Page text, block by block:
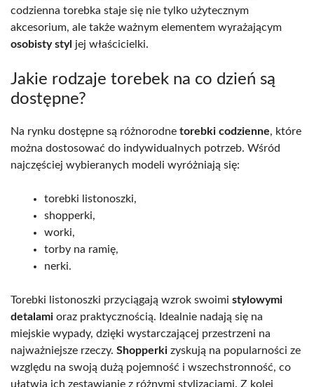
codzienna torebka staje się nie tylko użytecznym
akcesorium, ale także ważnym elementem wyrażającym
osobisty styl jej właścicielki.
Jakie rodzaje torebek na co dzień są
dostępne?
Na rynku dostępne są różnorodne torebki codzienne, które
można dostosować do indywidualnych potrzeb. Wśród
najczęściej wybieranych modeli wyróżniają się:
torebki listonoszki,
shopperki,
worki,
torby na ramię,
nerki.
Torebki listonoszki przyciągają wzrok swoimi stylowymi
detalami oraz praktycznością. Idealnie nadają się na
miejskie wypady, dzięki wystarczającej przestrzeni na
najważniejsze rzeczy. Shopperki zyskują na popularności ze
względu na swoją dużą pojemność i wszechstronność, co
ułatwia ich zestawianie z różnymi stylizacjami. Z kolei